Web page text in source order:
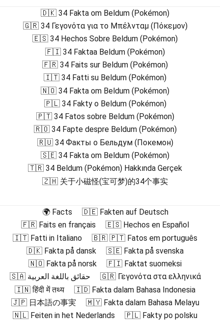
🇩🇰 34 Fakta om Beldum (Pokémon)
🇬🇷 34 Γεγονότα για το Μπέλνταμ (Πόκεμον)
🇪🇸 34 Hechos Sobre Beldum (Pokémon)
🇫🇮 34 Faktaa Beldum (Pokémon)
🇫🇷 34 Faits sur Beldum (Pokémon)
🇮🇹 34 Fatti su Beldum (Pokémon)
🇳🇴 34 Fakta om Beldum (Pokémon)
🇵🇱 34 Fakty o Beldum (Pokémon)
🇵🇹 34 Fatos sobre Beldum (Pokémon)
🇷🇴 34 Fapte despre Beldum (Pokémon)
🇷🇺 34 Факты о Бельдум (Покемон)
🇸🇪 34 Fakta om Beldum (Pokémon)
🇹🇷 34 Beldum (Pokémon) Hakkında Gerçek
🇿🇭 关于小磁怪(宝可梦)的34个事实
🌍 Facts
🇩🇪 Fakten auf Deutsch
🇫🇷 Faits en français
🇪🇸 Hechos en Español
🇮🇹 Fatti in Italiano
🇧🇷 🇵🇹 Fatos em português
🇩🇰 Fakta på dansk
🇸🇪 Fakta på svenska
🇳🇴 Fakta på norsk
🇫🇮 Faktat suomeksi
🇸🇦 حقائق باللغة العربية
🇬🇷 Γεγονότα στα ελληνικά
🇮🇳 हिंदी में तथ्य
🇮🇩 Fakta dalam Bahasa Indonesia
🇯🇵 日本語の事実
🇲🇾 Fakta dalam Bahasa Melayu
🇳🇱 Feiten in het Nederlands
🇵🇱 Fakty po polsku